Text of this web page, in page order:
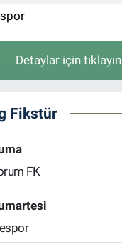
Detaylar için tıklayın
Fikstür
FK